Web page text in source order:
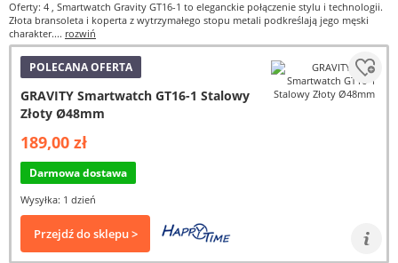
Oferty: 4 , Smartwatch Gravity GT16-1 to eleganckie połączenie stylu i technologii.
Złota bransoleta i koperta z wytrzymałego stopu metali podkreślają jego męski
charakter.... rozwiń
POLECANA OFERTA
GRAVITY Smartwatch GT16-1 Stalowy
Złoty Ø48mm
189,00 zł
Darmowa dostawa
Wysyłka: 1 dzień
Przejdź do sklepu >